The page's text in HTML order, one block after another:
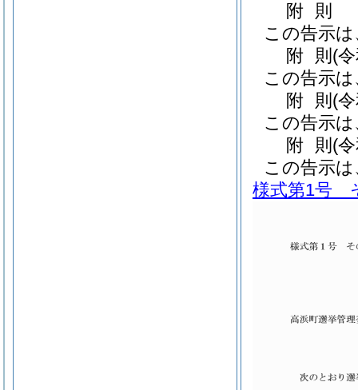
附 則
この告示
附 則 (
この告示
附 則 (
この告示
附 則 (
この告示
様式第1号